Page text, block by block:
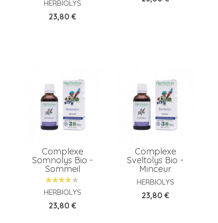
HERBIOLYS
Prix
23,80 €
Complexe
Somnolys Bio -
Sommeil
HERBIOLYS
Prix
23,80 €
Complexe
Sveltolys Bio -
Minceur
HERBIOLYS
Prix
23,80 €